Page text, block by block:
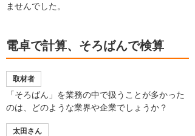
ませんでした。
電卓で計算、そろばんで検算
取材者
「そろばん」を業務の中で扱うことが多かった
のは、どのような業界や企業でしょうか？
太田さん